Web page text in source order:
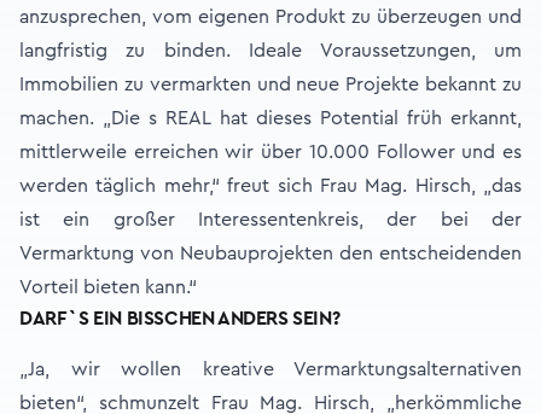
anzusprechen, vom eigenen Produkt zu überzeugen und
langfristig zu binden. Ideale Voraussetzungen, um
Immobilien zu vermarkten und neue Projekte bekannt zu
machen. „Die s REAL hat dieses Potential früh erkannt,
mittlerweile erreichen wir über 10.000 Follower und es
werden täglich mehr,“ freut sich Frau Mag. Hirsch, „das
ist ein großer Interessentenkreis, der bei der
Vermarktung von Neubauprojekten den entscheidenden
Vorteil bieten kann.“
DARF`S EIN BISSCHEN ANDERS SEIN?
„Ja, wir wollen kreative Vermarktungsalternativen
bieten“, schmunzelt Frau Mag. Hirsch, „herkömmliche